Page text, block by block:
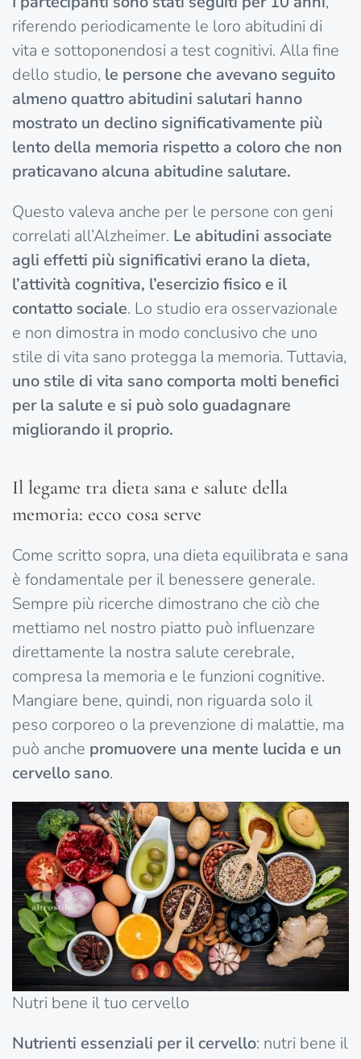
riferendo periodicamente le loro abitudini di
vita e sottoponendosi a test cognitivi. Alla fine
dello studio, le persone che avevano seguito
almeno quattro abitudini salutari hanno
mostrato un declino significativamente più
lento della memoria rispetto a coloro che non
praticavano alcuna abitudine salutare.
Questo valeva anche per le persone con geni
correlati all’Alzheimer. Le abitudini associate
agli effetti più significativi erano la dieta,
l’attività cognitiva, l’esercizio fisico e il
contatto sociale. Lo studio era osservazionale
e non dimostra in modo conclusivo che uno
stile di vita sano protegga la memoria. Tuttavia,
uno stile di vita sano comporta molti benefici
per la salute e si può solo guadagnare
migliorando il proprio.
Il legame tra dieta sana e salute della
memoria: ecco cosa serve
Come scritto sopra, una dieta equilibrata e sana
è fondamentale per il benessere generale.
Sempre più ricerche dimostrano che ciò che
mettiamo nel nostro piatto può influenzare
direttamente la nostra salute cerebrale,
compresa la memoria e le funzioni cognitive.
Mangiare bene, quindi, non riguarda solo il
peso corporeo o la prevenzione di malattie, ma
può anche promuovere una mente lucida e un
cervello sano.
Nutri bene il tuo cervello
Nutrienti essenziali per il cervello: nutri bene il